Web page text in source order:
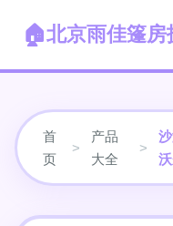
北京雨佳篷房
首
页
>
产品
大全
>